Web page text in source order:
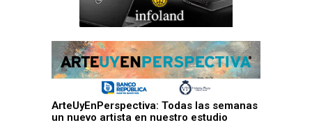
ArteUyEnPerspectiva: Todas las semanas
un nuevo artista en nuestro estudio